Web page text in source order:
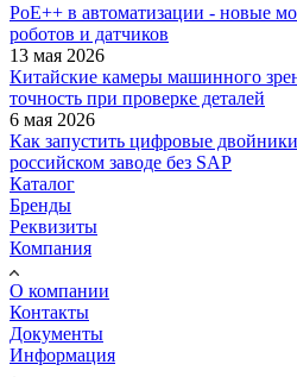
PoE++ в автоматизации - новые
роботов и датчиков
13 мая 2026
Китайские камеры машинного
точность при проверке деталей
6 мая 2026
Как запустить цифровые
российском заводе без SAP
Каталог
Бренды
Реквизиты
Компания
О компании
Контакты
Документы
Информация